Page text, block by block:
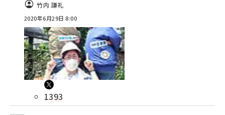
竹内 謙礼
2020年6月29日 8:00
1393